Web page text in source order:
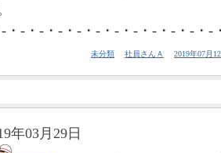
・-・-・-・-・-・-・-・-・-・-・-
未分類 社員さんＡ 2019年07月
年03月29日